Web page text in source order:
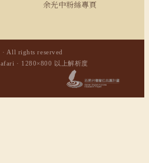
余光中粉絲專頁
All rights reserved
· 1280×800 以上解析度